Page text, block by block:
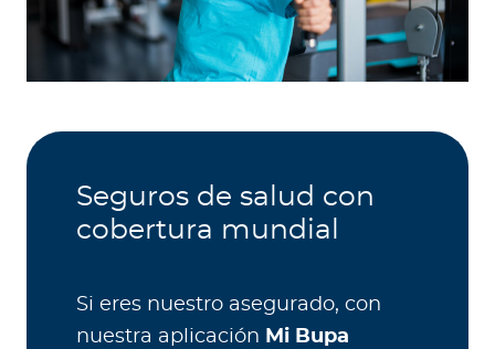
Seguros de salud con
cobertura mundial
Si eres nuestro asegurado, con
nuestra aplicación Mi Bupa